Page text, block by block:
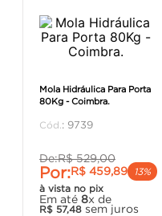
Mola Hidráulica Para Porta
80Kg - Coimbra.
: 9739
De:R$ 529,00
Por:R$ 459,89
13%
à vista no pix
Em até 8x de
R$ 57,48 sem juros